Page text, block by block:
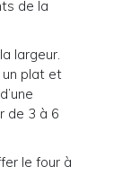
de la
largeur.
plat et
de 3 à 6
le four à